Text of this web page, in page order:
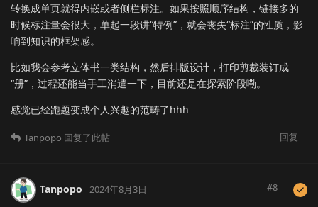
转换成单页就得内嵌或者侧栏标注。如果按照顺序结构，链接多的
时候标注量会很大，单起一段讲“特例”，就会丧失“标注”的性质，影
响到知识的框架感。
比如我会参考立体书一类结构，然后排版设计，打印剪裁装订成
“册”，过程还能当手工消遣一下，目前还是在探索阶段嘞。
感觉已经跑题变成个人兴趣的范畴了hhh
回复
Tanpopo 回复了此帖
Tanpopo 2024年8月3日 #8